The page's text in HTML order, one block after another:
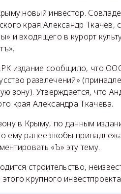
новый инвестор.
края Александр Ткачев,
и входящего в курорт
издание сообщило, что
развлечений»
зону). Утверждается, что
края Александра Ткачева.
в Крыму, по данным
ему ранее якобы
«Ъ» эту тему.
строительство,
крупного